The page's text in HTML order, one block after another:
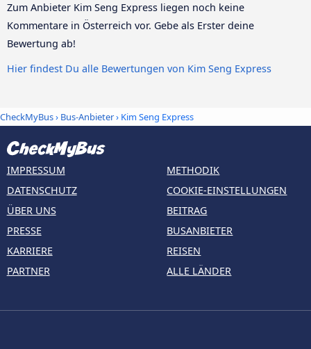
Zum Anbieter Kim Seng Express liegen noch keine
Kommentare in Österreich vor. Gebe als Erster deine
Bewertung ab!
Hier findest Du alle Bewertungen von Kim Seng Express
CheckMyBus› Bus-Anbieter› Kim Seng Express
IMPRESSUM
DATENSCHUTZ
ÜBER UNS
PRESSE
KARRIERE
PARTNER
METHODIK
COOKIE-EINSTELLUNGEN
BEITRAG
BUSANBIETER
REISEN
ALLE LÄNDER